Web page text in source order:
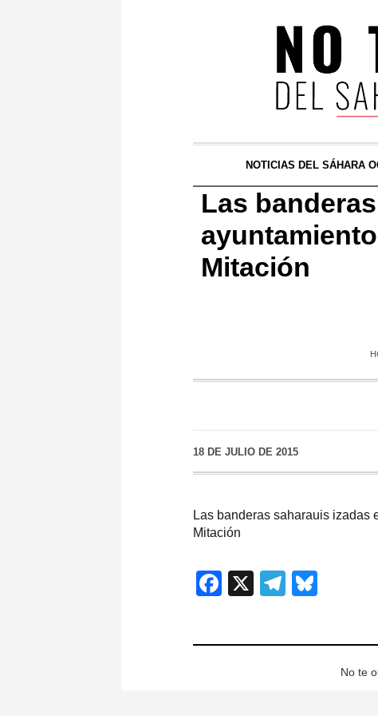
NOTICIAS DEL SÁHARA
Las
Mitación
18 DE JULIO DE 2015
Las banderas saharauis izadas
Mitación
Facebook
X Telegram
No te